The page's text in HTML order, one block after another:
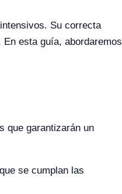
Su correcta
esta guía, abordaremos
que garantizarán un
se cumplan las